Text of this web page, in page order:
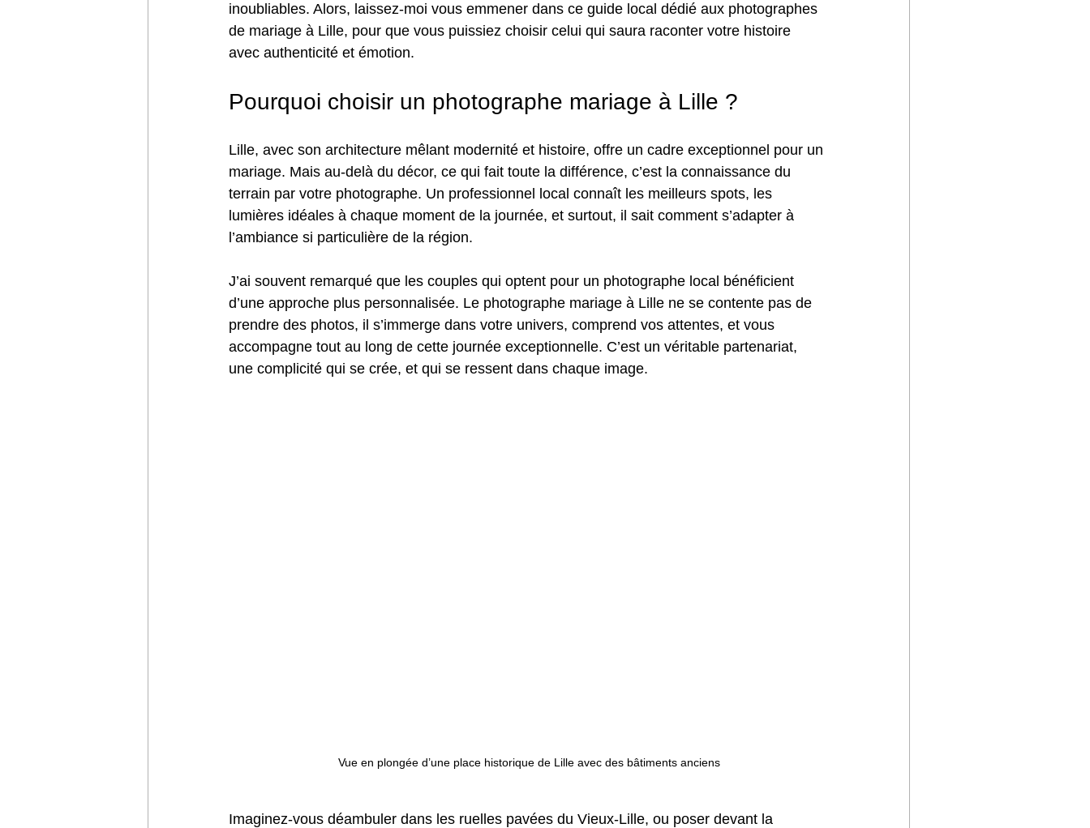
inoubliables. Alors, laissez-moi vous emmener dans ce guide local dédié aux photographes
de mariage à Lille, pour que vous puissiez choisir celui qui saura raconter votre histoire
avec authenticité et émotion.
Pourquoi choisir un photographe mariage à Lille ?
Lille, avec son architecture mêlant modernité et histoire, offre un cadre exceptionnel pour un
mariage. Mais au-delà du décor, ce qui fait toute la différence, c’est la connaissance du
terrain par votre photographe. Un professionnel local connaît les meilleurs spots, les
lumières idéales à chaque moment de la journée, et surtout, il sait comment s’adapter à
l’ambiance si particulière de la région.
J’ai souvent remarqué que les couples qui optent pour un photographe local bénéficient
d’une approche plus personnalisée. Le photographe mariage à Lille ne se contente pas de
prendre des photos, il s’immerge dans votre univers, comprend vos attentes, et vous
accompagne tout au long de cette journée exceptionnelle. C’est un véritable partenariat,
une complicité qui se crée, et qui se ressent dans chaque image.
Vue en plongée d’une place historique de Lille avec des bâtiments anciens
Imaginez-vous déambuler dans les ruelles pavées du Vieux-Lille, ou poser devant la